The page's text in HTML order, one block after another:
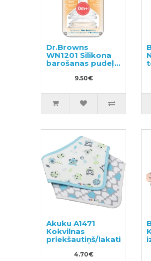
Dr.Browns
WN1201 Silikona
barošanas pudeļu
knupīši 0m+
9.50€
Akuku A1471
Kokvilnas
priekšautiņš/lakatiņš
4.70€